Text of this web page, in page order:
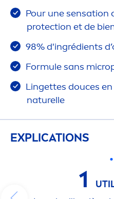
Pour unesensation
protection et de
98% d'ingrédients
Formule sans
Lingettes douces
naturelle
EXPLICATIONS
1